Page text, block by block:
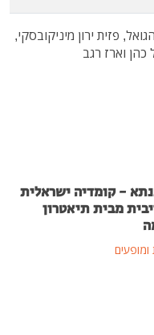
פזית ירון מיניקובסקי,
וארז רגב
- קומדיה ישראלית
מבית תיאטרון
ומופעים